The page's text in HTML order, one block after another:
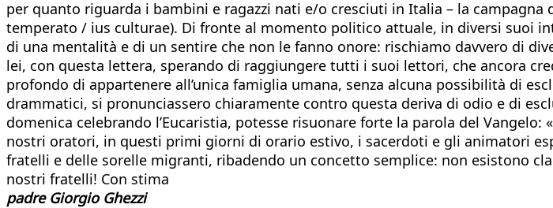
per quanto riguarda i bambini e ragazzi nati e/o cresciuti in Italia – la
temperato / ius culturae). Di fronte al momento politico attuale, in diversi suoi
di una mentalità e di un sentire che non le fanno onore: rischiamo davvero di
lei, con questa lettera, sperando di raggiungere tutti i suoi lettori, che ancora
profondo di appartenere all’unica famiglia umana, senza alcuna possibilità di
drammatici, si pronunciassero chiaramente contro questa deriva di odio e di
domenica celebrando l’Eucaristia, potesse risuonare forte la parola del
nostri oratori, in questi primi giorni di orario estivo, i sacerdoti e gli animatori
fratelli e delle sorelle migranti, ribadendo un concetto semplice: non esistono
nostri fratelli! Con stima
padre Giorgio Ghezzi